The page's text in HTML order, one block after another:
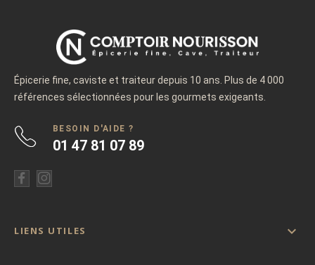
Épicerie fine, caviste et traiteur depuis 10 ans. Plus de 4 000
références sélectionnées pour les gourmets exigeants.
BESOIN D'AIDE ?
01 47 81 07 89
LIENS UTILES 